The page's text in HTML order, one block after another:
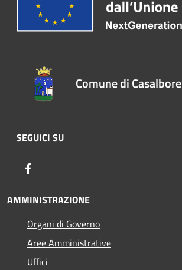
Comune di Casalbore
SEGUICI SU
AMMINISTRAZIONE
Organi di Governo
Aree Amministrative
Uffici